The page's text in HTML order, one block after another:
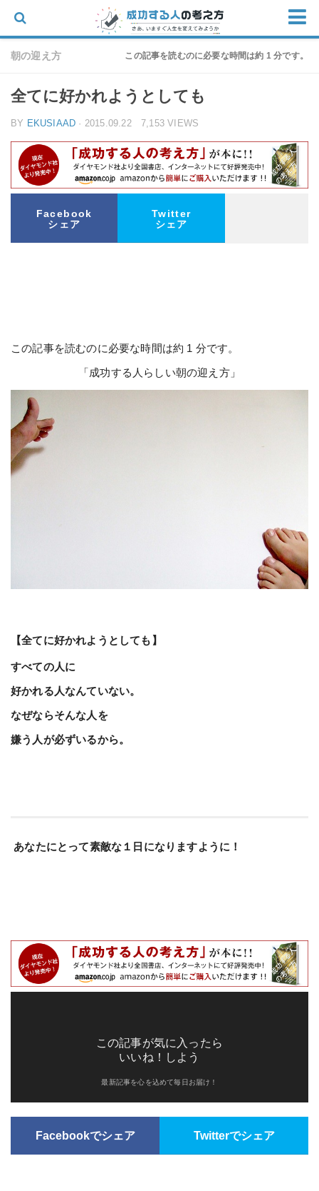
ホーム
仕事
物語
家族
朝の迎え方
お問い合わせ
朝の迎え方 この記事を読むのに必要な時間は約 1 分です。
全てに好かれようとしても
BY EKUSIAAD · 2015.09.22 7,153 VIEWS
Facebook
シェア
Twitter
シェア
この記事を読むのに必要な時間は約 1 分です。
「成功する人らしい朝の迎え方」
【全てに好かれようとしても】
すべての人に
好かれる人なんていない。
なぜならそんな人を
嫌う人が必ずいるから。
あなたにとって素敵な１日になりますように！
この記事が気に入ったら
いいね！しよう
最新記事を心を込めて毎日お届け！
Facebookでシェア Twitterでシェア